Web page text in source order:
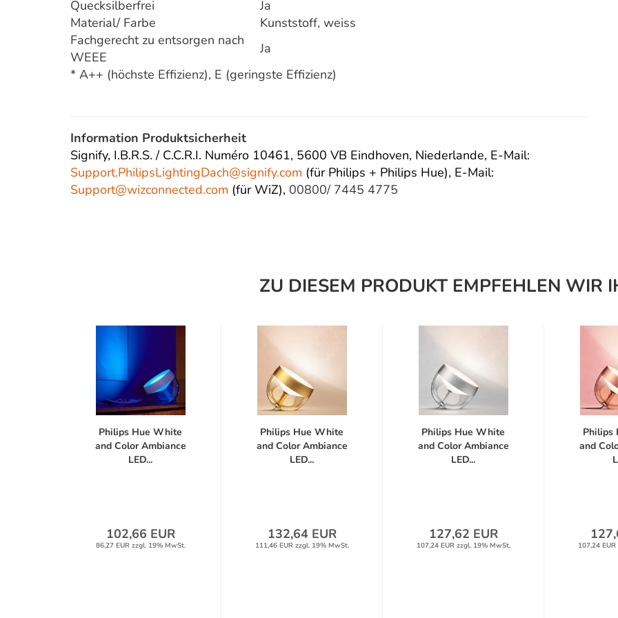
Quecksilberfrei
Ja
Material/ Farbe
Kunststoff, weiss
Fachgerecht zu entsorgen nach
WEEE
Ja
* A++ (höchste Effizienz), E (geringste Effizienz)
Information Produktsicherheit
Signify, I.B.R.S. / C.C.R.I. Numéro 10461, 5600 VB Eindhoven, Niederlande, E-Mail:
Support.PhilipsLightingDach@signify.com (für Philips + Philips Hue), E-Mail:
Support@wizconnected.com (für WiZ), 00800/ 7445 4775
ZU DIESEM PRODUKT EMPFEHLEN WIR
Philips Hue White
and Color Ambiance
LED...
102,66 EUR
86,27 EUR zzgl. 19% MwSt.
Philips Hue White
and Color Ambiance
LED...
132,64 EUR
111,46 EUR zzgl. 19% MwSt.
Philips Hue White
and Color Ambiance
LED...
127,62 EUR
107,24 EUR zzgl. 19% MwSt.
Philips
and
107,24